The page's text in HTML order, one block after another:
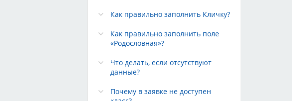
Как правильно заполнить Кличку?
Как правильно заполнить поле
«Родословная»?
Что делать, если отсутствуют
данные?
Почему в заявке не доступен